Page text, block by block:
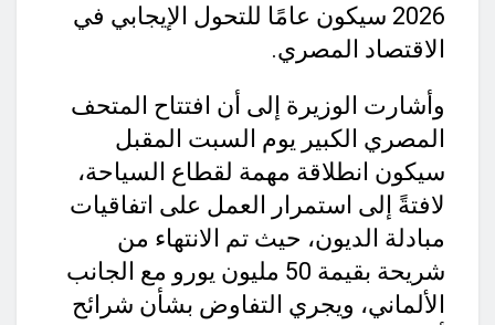
2026 سيكون عامًا للتحول الإيجابي في
الاقتصاد المصري.
وأشارت الوزيرة إلى أن افتتاح المتحف
المصري الكبير يوم السبت المقبل
سيكون انطلاقة مهمة لقطاع السياحة،
لافتةً إلى استمرار العمل على اتفاقيات
مبادلة الديون، حيث تم الانتهاء من
شريحة بقيمة 50 مليون يورو مع الجانب
الألماني، ويجري التفاوض بشأن شرائح